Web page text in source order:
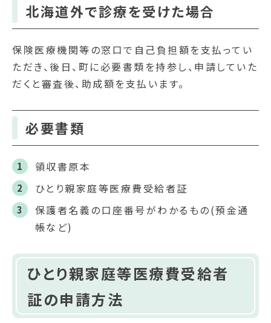
北海道外で診療を受けた場合
保険医療機関等の窓口で自己負担額を支払ってい
ただき、後日、町に必要書類を持参し、申請していた
だくと審査後、助成額を支払います。
必要書類
領収書原本
ひとり親家庭等医療費受給者証
保護者名義の口座番号がわかるもの(預金通
帳など)
ひとり親家庭等医療費受給者
証の申請方法